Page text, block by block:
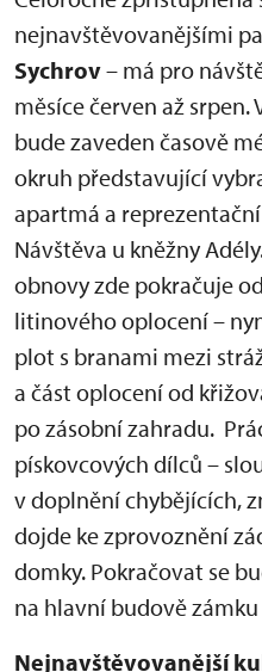
nejnavštěvovanějšími
Sychrov– má pro
měsíce červen až
bude zaveden časově
okruh představující
apartmá a
Návštěva u kněžny
obnovy zde pokračuje
litinového oplocení –
plot s branami mezi
a část oplocení od
po zásobní zahradu.
pískovcových dílců –
v doplnění chybějících,
dojde ke zprovoznění
domky. Pokračovat se
na hlavní budově
Nejnavštěvovanější